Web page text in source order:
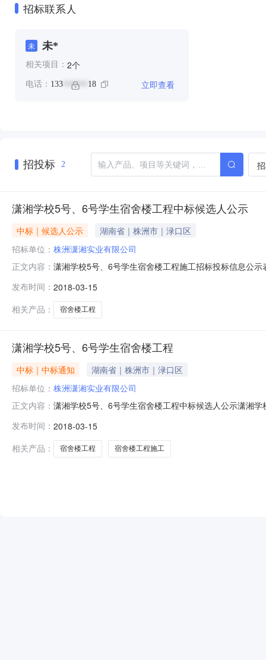
招标联系人
未 未*
相关项目： 2个
电话： 133 ****** 18 立即查看
招投标 2
潇湘学校5号、6号学生宿舍楼工程中标候选人公示
中标｜候选人公示
湖南省｜株洲市｜渌口区
招标单位： 株洲潇湘实业有限公司
正文内容： 潇湘学校5号、6号学生宿舍楼工程施工招标投标信息公
示期2018年3月15日至2018年3月20日。招标代理机构
建设
发布时间： 2018-03-15
相关产品：
宿舍楼工程
潇湘学校5号、6号学生宿舍楼工程
中标｜中标通知
湖南省｜株洲市｜渌口区
招标单位： 株洲潇湘实业有限公司
正文内容： 潇湘学校5号、6号学生宿舍楼工程中标候选人公示潇湘
名中标候选人（排序），现将相关信息予以公示。公示
处：监
发布时间： 2018-03-15
相关产品：
宿舍楼工程 宿舍楼工程施工